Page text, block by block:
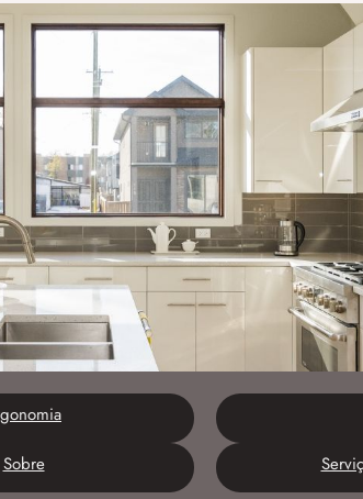
Sobre